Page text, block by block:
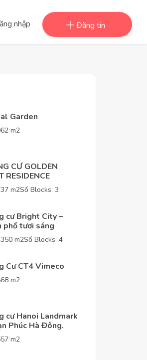
nhập Đăng tin
Garden
m2
CƯ GOLDEN
RESIDENCE
m2Số Blocks: 3
cư Bright City –
phố tươi sáng
m2Số Blocks: 4
Cư CT4 Vimeco
m2
cư Hanoi Landmark
Phúc Hà Đông.
m2